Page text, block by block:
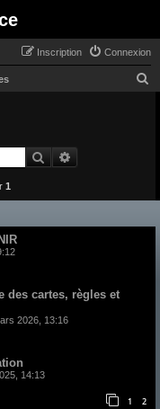
Connexion
Inscription
h
Rechercher
1
des cartes, règles et
2026, 13:16
14:13
1 2